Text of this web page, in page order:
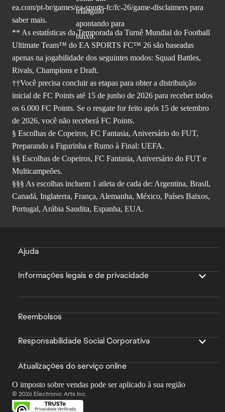
ea.com/pt-br/games/ea-sports-fc/fc-26/game-disclaimers para
saber mais.
** As estatísticas da Temporada da Turnê Mundial do Football
Ultimate Team™ do EA SPORTS FC™ 26 são baseadas
apenas na jogabilidade dos seguintes modos: Squad Battles,
Rivals, Champions e Draft.
††Você precisa concluir as etapas para obter a distribuição
inicial de FC Points até 15 de junho de 2026 para receber todos
os 6.000 FC Points. Se o resgate for feito após 15 de setembro
de 2026, você não receberá FC Points.
§ Escolhas de Copeiros, FC Fantasia, Aniversário do FUT,
Preparando a Figurinha e Rumo à Final: UEFA.
§§ Escolhas de Copeiros, FC Fantasia, Aniversário do FUT e
Multicampeões.
§§§ As escolhas incluem 1 atleta de cada de: Argentina, Brasil,
Canadá, Inglaterra, França, Alemanha, México, Países Baixos,
Portugal, Arábia Saudita, Espanha, EUA.
Ajuda
Informações legais e de privacidade
Reembolsos
Responsabilidade Social Corporativa
Atualizações do serviço online
O imposto sobre vendas pode ser aplicado à sua região
© 2026 Electronic Arts Inc.